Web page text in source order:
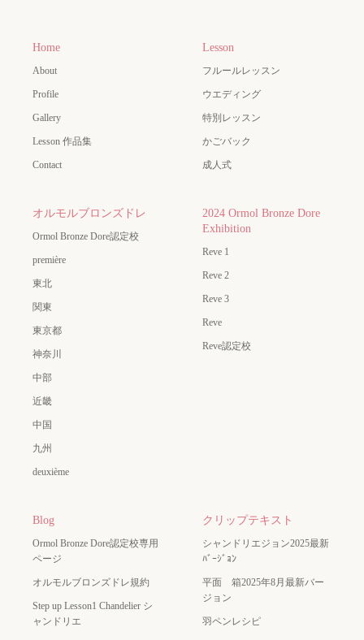
Home
About
Profile
Gallery
Lesson 作品集
Contact
Lesson
フルールレッスン
ウエディング
特別レッスン
かごバック
成人式
オルモルブロンズドレ
Ormol Bronze Dore認定校
première
東北
関東
東京都
神奈川
中部
近畿
中国
九州
deuxième
2024 Ormol Bronze Dore
Exhibition
Reve 1
Reve 2
Reve 3
Reve
Reve認定校
Blog
Ormol Bronze Dore認定校専用
ページ
オルモルブロンズドレ規約
Step up Lesson1 Chandelier シ
ャンドリエ
クリップテキスト
シャンドリエジョン2025最新
ﾊﾞｰｼﾞｮﾝ
平面 箱2025年8月最新バー
ジョン
羽ペンレシピ